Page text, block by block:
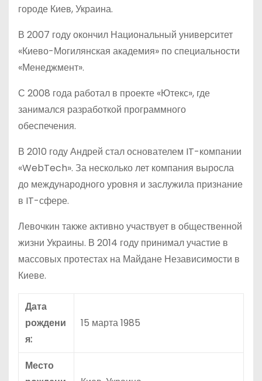
городе Киев, Украина.
В 2007 году окончил Национальный университет
«Киево-Могилянская академия» по специальности
«Менеджмент».
С 2008 года работал в проекте «Ютекс», где
занимался разработкой программного
обеспечения.
В 2010 году Андрей стал основателем IT-компании
«WebTech». За несколько лет компания выросла
до международного уровня и заслужила признание
в IT-сфере.
Левочкин также активно участвует в общественной
жизни Украины. В 2014 году принимал участие в
массовых протестах на Майдане Независимости в
Киеве.
Дата
рождени
я:
15 марта 1985
Место